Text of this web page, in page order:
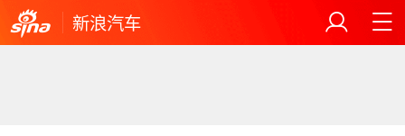
新浪汽车